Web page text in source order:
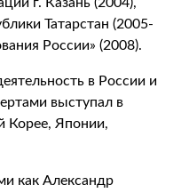
Татарстан (2005-
России» (2008).
в России и
выступал в
Японии,
как Александр